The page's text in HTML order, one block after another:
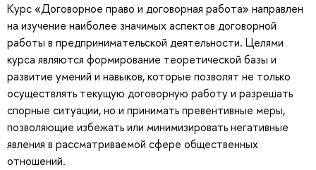
Курс «Договорное право и договорная работа» направлен
на изучение наиболее значимых аспектов договорной
работы в предпринимательской деятельности. Целями
курса являются формирование теоретической базы и
развитие умений и навыков, которые позволят не только
осуществлять текущую договорную работу и разрешать
спорные ситуации, но и принимать превентивные меры,
позволяющие избежать или минимизировать негативные
явления в рассматриваемой сфере общественных
отношений.